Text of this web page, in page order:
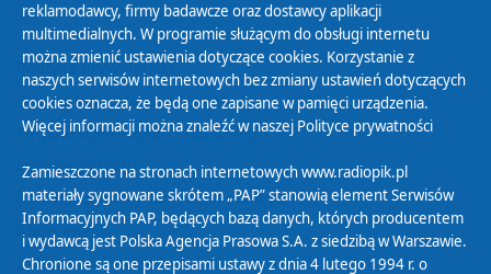
Polityka Prywatności
Zasady korzystania z Serwisu
Organizacje Pożytku Publicznego
Cyfryzacja DAB+
Polityka ochrony danych osobowych
Abonament
Zamówienia publiczne
reklamodawcy, firmy badawcze oraz dostawcy aplikacji
multimedialnych. W programie służącym do obsługi internetu
można zmienić ustawienia dotyczące cookies. Korzystanie z
naszych serwisów internetowych bez zmiany ustawień dotyczących
cookies oznacza, że będą one zapisane w pamięci urządzenia.
Więcej informacji można znaleźć w naszej Polityce prywatności
Zamieszczone na stronach internetowych www.radiopik.pl
materiały sygnowane skrótem „PAP” stanowią element Serwisów
Informacyjnych PAP, będących bazą danych, których producentem
i wydawcą jest Polska Agencja Prasowa S.A. z siedzibą w Warszawie.
Chronione są one przepisami ustawy z dnia 4 lutego 1994 r. o